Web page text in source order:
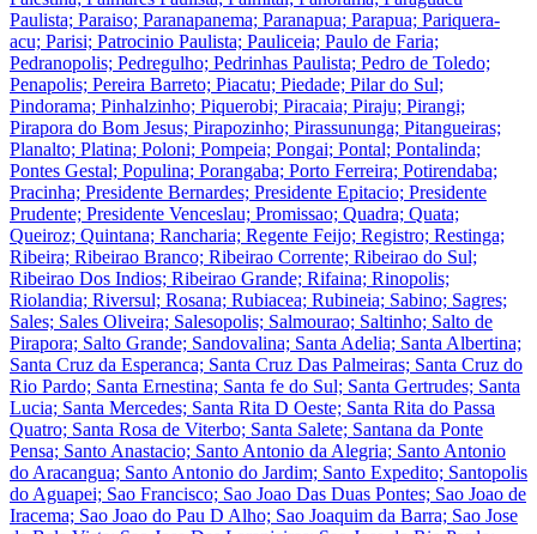
Paulista; Paraiso; Paranapanema; Paranapua; Parapua; Pariquera-
acu; Parisi; Patrocinio Paulista; Pauliceia; Paulo de Faria;
Pedranopolis; Pedregulho; Pedrinhas Paulista; Pedro de Toledo;
Penapolis; Pereira Barreto; Piacatu; Piedade; Pilar do Sul;
Pindorama; Pinhalzinho; Piquerobi; Piracaia; Piraju; Pirangi;
Pirapora do Bom Jesus; Pirapozinho; Pirassununga; Pitangueiras;
Planalto; Platina; Poloni; Pompeia; Pongai; Pontal; Pontalinda;
Pontes Gestal; Populina; Porangaba; Porto Ferreira; Potirendaba;
Pracinha; Presidente Bernardes; Presidente Epitacio; Presidente
Prudente; Presidente Venceslau; Promissao; Quadra; Quata;
Queiroz; Quintana; Rancharia; Regente Feijo; Registro; Restinga;
Ribeira; Ribeirao Branco; Ribeirao Corrente; Ribeirao do Sul;
Ribeirao Dos Indios; Ribeirao Grande; Rifaina; Rinopolis;
Riolandia; Riversul; Rosana; Rubiacea; Rubineia; Sabino; Sagres;
Sales; Sales Oliveira; Salesopolis; Salmourao; Saltinho; Salto de
Pirapora; Salto Grande; Sandovalina; Santa Adelia; Santa Albertina;
Santa Cruz da Esperanca; Santa Cruz Das Palmeiras; Santa Cruz do
Rio Pardo; Santa Ernestina; Santa fe do Sul; Santa Gertrudes; Santa
Lucia; Santa Mercedes; Santa Rita D Oeste; Santa Rita do Passa
Quatro; Santa Rosa de Viterbo; Santa Salete; Santana da Ponte
Pensa; Santo Anastacio; Santo Antonio da Alegria; Santo Antonio
do Aracangua; Santo Antonio do Jardim; Santo Expedito; Santopolis
do Aguapei; Sao Francisco; Sao Joao Das Duas Pontes; Sao Joao de
Iracema; Sao Joao do Pau D Alho; Sao Joaquim da Barra; Sao Jose